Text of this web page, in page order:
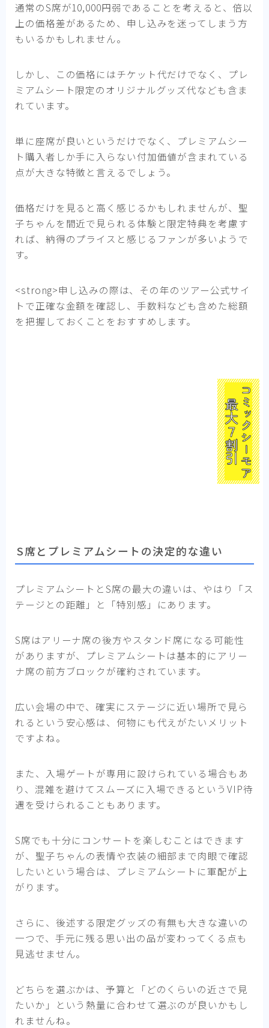
通常のS席が10,000円弱であることを考えると、倍以
上の価格差があるため、申し込みを迷ってしまう方
もいるかもしれません。
しかし、この価格にはチケット代だけでなく、プレ
ミアムシート限定のオリジナルグッズ代なども含ま
れています。
単に座席が良いというだけでなく、プレミアムシー
ト購入者しか手に入らない付加価値が含まれている
点が大きな特徴と言えるでしょう。
価格だけを見ると高く感じるかもしれませんが、聖
子ちゃんを間近で見られる体験と限定特典を考慮す
れば、納得のプライスと感じるファンが多いようで
す。
<strong>申し込みの際は、その年のツアー公式サイ
トで正確な金額を確認し、手数料なども含めた総額
を把握しておくことをおすすめします。
S席とプレミアムシートの決定的な違い
プレミアムシートとS席の最大の違いは、やはり「ス
テージとの距離」と「特別感」にあります。
S席はアリーナ席の後方やスタンド席になる可能性
がありますが、プレミアムシートは基本的にアリー
ナ席の前方ブロックが確約されています。
広い会場の中で、確実にステージに近い場所で見ら
れるという安心感は、何物にも代えがたいメリット
ですよね。
また、入場ゲートが専用に設けられている場合もあ
り、混雑を避けてスムーズに入場できるというVIP待
遇を受けられることもあります。
S席でも十分にコンサートを楽しむことはできます
が、聖子ちゃんの表情や衣装の細部まで肉眼で確認
したいという場合は、プレミアムシートに軍配が上
がります。
さらに、後述する限定グッズの有無も大きな違いの
一つで、手元に残る思い出の品が変わってくる点も
見逃せません。
どちらを選ぶかは、予算と「どのくらいの近さで見
たいか」という熱量に合わせて選ぶのが良いかもし
れませんね。